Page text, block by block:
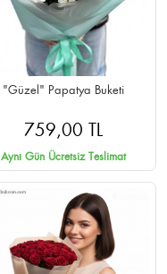
"Güzel" Papatya Buketi
759,00 TL
Aynı Gün Ücretsiz Teslimat